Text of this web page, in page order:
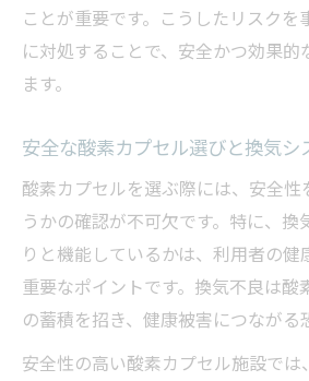
ことが重要です。こうしたリスクを
に対処することで、安全かつ効果的
ます。
安全な酸素カプセル選びと換気シ
酸素カプセルを選ぶ際には、安全
うかの確認が不可欠です。特に、
りと機能しているかは、利用者の
重要なポイントです。換気不良は酸
の蓄積を招き、健康被害につながる
安全性の高い酸素カプセル施設で